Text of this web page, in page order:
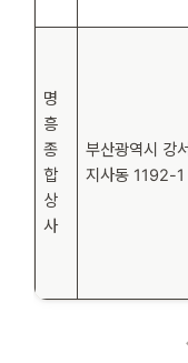
명
흥
종
합
상
사
부산광역시 강
지사동 1192-1